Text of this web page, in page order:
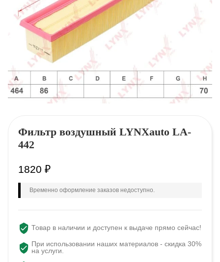
Фильтр воздушный LYNXauto LA-
442
1820 ₽
Временно оформление заказов недоступно.
Товар в наличии и доступен к выдаче прямо сейчас!
При использовании наших материалов - скидка 30%
на услуги.